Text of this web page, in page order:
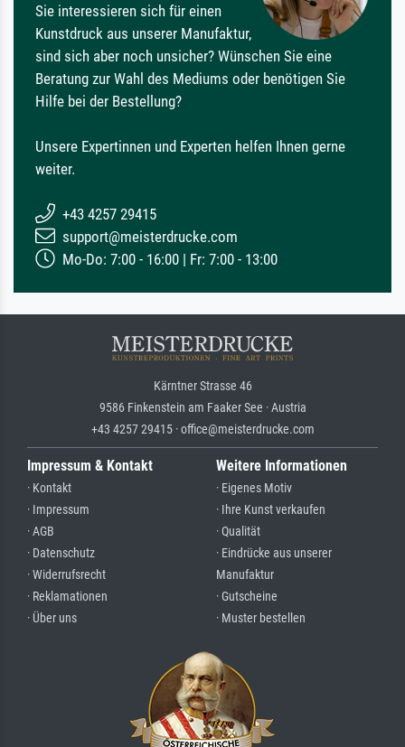
Sie interessieren sich für einen
Kunstdruck aus unserer Manufaktur,
sind sich aber noch unsicher? Wünschen Sie eine
Beratung zur Wahl des Mediums oder benötigen Sie
Hilfe bei der Bestellung?
Unsere Expertinnen und Experten helfen Ihnen gerne
weiter.
+43 4257 29415
support@meisterdrucke.com
Mo-Do: 7:00 - 16:00 | Fr: 7:00 - 13:00
Kärntner Strasse 46
9586 Finkenstein am Faaker See · Austria
+43 4257 29415 · office@meisterdrucke.com
Impressum & Kontakt
· Kontakt
· Impressum
· AGB
· Datenschutz
· Widerrufsrecht
· Reklamationen
· Über uns
Weitere Informationen
· Eigenes Motiv
· Ihre Kunst verkaufen
· Qualität
· Eindrücke aus unserer
Manufaktur
· Gutscheine
· Muster bestellen